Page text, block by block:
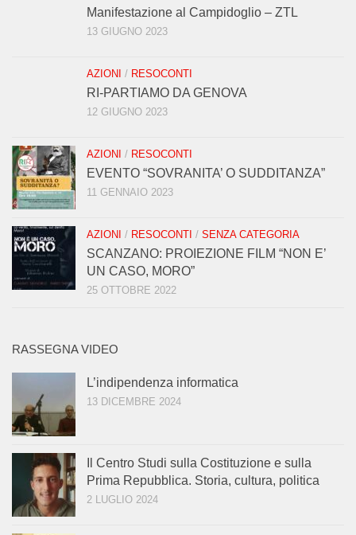
Manifestazione al Campidoglio – ZTL
13 GIUGNO 2023
AZIONI / RESOCONTI
RI-PARTIAMO DA GENOVA
12 GIUGNO 2023
AZIONI / RESOCONTI
EVENTO “SOVRANITA’ O SUDDITANZA”
11 GENNAIO 2023
AZIONI / RESOCONTI / SENZA CATEGORIA
SCANZANO: PROIEZIONE FILM “NON E’
UN CASO, MORO”
25 OTTOBRE 2022
RASSEGNA VIDEO
L’indipendenza informatica
13 DICEMBRE 2024
Il Centro Studi sulla Costituzione e sulla
Prima Repubblica. Storia, cultura, politica
2 LUGLIO 2024